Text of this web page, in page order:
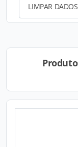
LIMPAR DADOS